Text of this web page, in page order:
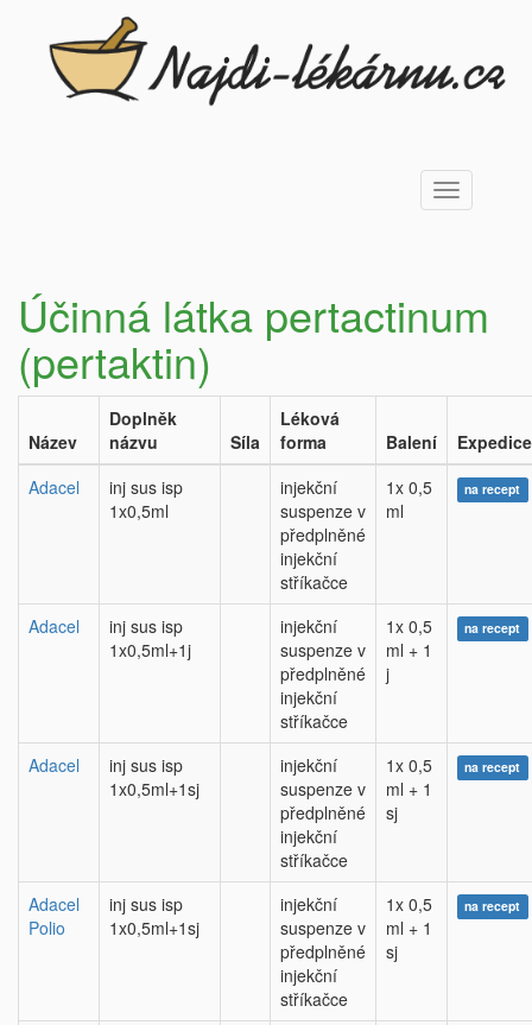
Toggle
navigation
Účinná látka pertactinum
(pertaktin)
Název
Doplněk
názvu
Síla
Léková
forma
Balení
Expedice
Adacel
inj sus isp
1x0,5ml
injekční
suspenze v
předplněné
injekční
stříkačce
1x 0,5
ml
na recept
Adacel
inj sus isp
1x0,5ml+1j
injekční
suspenze v
předplněné
injekční
stříkačce
1x 0,5
ml + 1
j
na recept
Adacel
inj sus isp
1x0,5ml+1sj
injekční
suspenze v
předplněné
injekční
stříkačce
1x 0,5
ml + 1
sj
na recept
Adacel
Polio
inj sus isp
1x0,5ml+1sj
injekční
suspenze v
předplněné
injekční
stříkačce
1x 0,5
ml + 1
sj
na recept